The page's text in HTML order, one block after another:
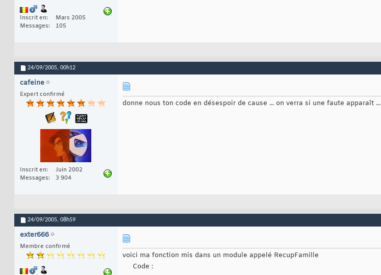
Inscrit en
Mars 2005
Messages
105
24/09/2005, 00h12
cafeine
Expert confirmé
Inscrit en
Juin 2002
Messages
3 904
donne nous ton code en désespoir de cause ... on verra si une faute apparaît ...
24/09/2005, 08h59
exter666
Membre confirmé
voici ma fonction mis dans un module appelé RecupFamille
Code :